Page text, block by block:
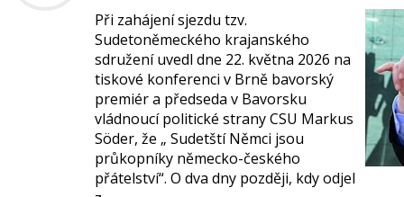
Při zahájení sjezdu tzv.
Sudetoněmeckého krajanského
sdružení uvedl dne 22. května 2026 na
tiskové konferenci v Brně bavorský
premiér a předseda v Bavorsku
vládnoucí politické strany CSU Markus
Söder, že „ Sudetští Němci jsou
průkopníky německo-českého
přátelství“. O dva dny později, kdy odjel